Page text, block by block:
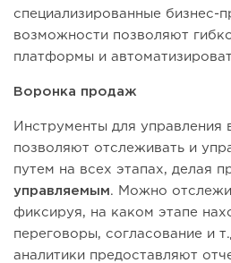
специализированные бизнес-
возможности позволяют
платформы и
Воронка продаж
Инструменты для управления
позволяют отслеживать и
путем на всех этапах, делая
управляемым. Можно
фиксируя, на каком этапе
переговоры, согласование и
аналитики предоставляют